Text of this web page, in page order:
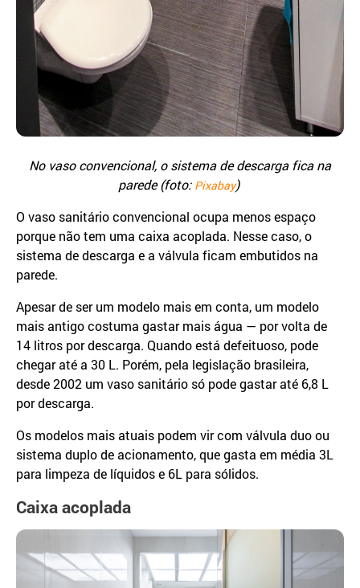
No vaso convencional, o sistema de descarga fica na
parede (foto: Pixabay)
O vaso sanitário convencional ocupa menos espaço
porque não tem uma caixa acoplada. Nesse caso, o
sistema de descarga e a válvula ficam embutidos na
parede.
Apesar de ser um modelo mais em conta, um modelo
mais antigo costuma gastar mais água — por volta de
14 litros por descarga. Quando está defeituoso, pode
chegar até a 30 L. Porém, pela legislação brasileira,
desde 2002 um vaso sanitário só pode gastar até 6,8 L
por descarga.
Os modelos mais atuais podem vir com válvula duo ou
sistema duplo de acionamento, que gasta em média 3L
para limpeza de líquidos e 6L para sólidos.
Caixa acoplada